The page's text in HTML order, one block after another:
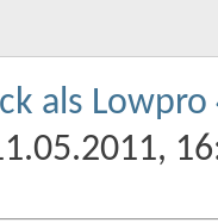
als Lowpro